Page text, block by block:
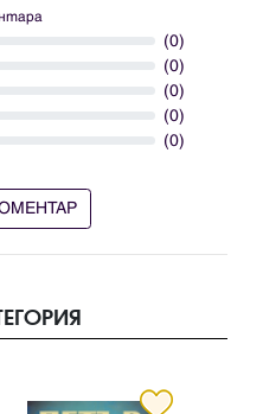
(0)
(0)
(0)
(0)
(0)